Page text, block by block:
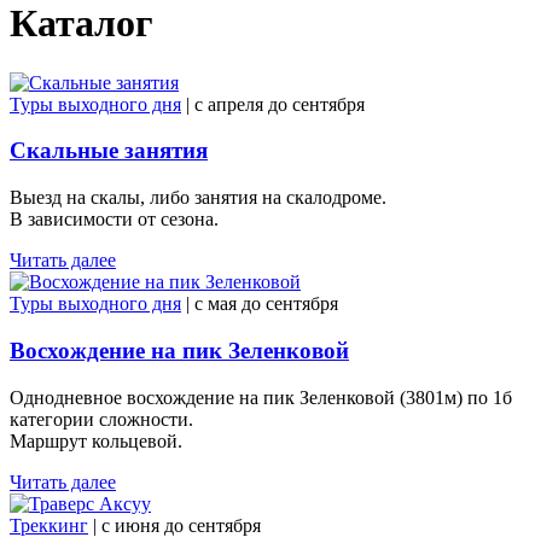
Каталог
Туры выходного дня | c апреля до сентября
Скальные занятия
Выезд на скалы, либо занятия на скалодроме.
В зависимости от сезона.
Читать далее
Туры выходного дня | c мая до сентября
Восхождение на пик Зеленковой
Однодневное восхождение на пик Зеленковой (3801м) по 1б
категории сложности.
Маршрут кольцевой.
Читать далее
Треккинг | c июня до сентября